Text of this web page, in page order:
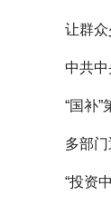
让群
中共
“国补
多部
“投资